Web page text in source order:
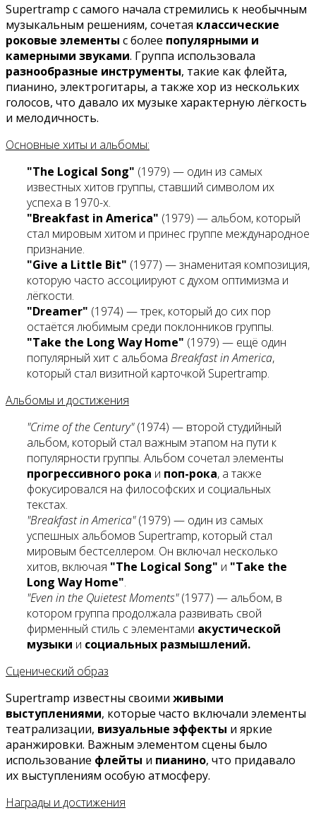
Supertramp с самого начала стремились к необычным
музыкальным решениям, сочетая классические
роковые элементы с более популярными и
камерными звуками. Группа использовала
разнообразные инструменты, такие как флейта,
пианино, электрогитары, а также хор из нескольких
голосов, что давало их музыке характерную лёгкость
и мелодичность.
Основные хиты и альбомы:
"The Logical Song" (1979) — один из самых
известных хитов группы, ставший символом их
успеха в 1970-х.
"Breakfast in America" (1979) — альбом, который
стал мировым хитом и принес группе международное
признание.
"Give a Little Bit" (1977) — знаменитая композиция,
которую часто ассоциируют с духом оптимизма и
лёгкости.
"Dreamer" (1974) — трек, который до сих пор
остаётся любимым среди поклонников группы.
"Take the Long Way Home" (1979) — ещё один
популярный хит с альбома Breakfast in America,
который стал визитной карточкой Supertramp.
Альбомы и достижения
"Crime of the Century"(1974) — второй студийный
альбом, который стал важным этапом на пути к
популярности группы. Альбом сочетал элементы
прогрессивного рока и поп-рока, а также
фокусировался на философских и социальных
текстах.
"Breakfast in America"(1979) — один из самых
успешных альбомов Supertramp, который стал
мировым бестселлером. Он включал несколько
хитов, включая "The Logical Song" и "Take the
Long Way Home".
"Even in the Quietest Moments"(1977) — альбом, в
котором группа продолжала развивать свой
фирменный стиль с элементами акустической
музыки и социальных размышлений.
Сценический образ
Supertramp известны своими живыми
выступлениями, которые часто включали элементы
театрализации, визуальные эффекты и яркие
аранжировки. Важным элементом сцены было
использование флейты и пианино, что придавало
их выступлениям особую атмосферу.
Награды и достижения